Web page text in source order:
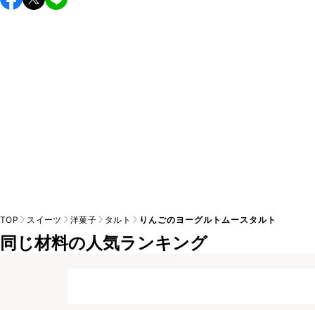
し上がりください。
TOP スイーツ 洋菓子 タルト りんごのヨーグルトムースタルト
同じ材料の人気ランキング